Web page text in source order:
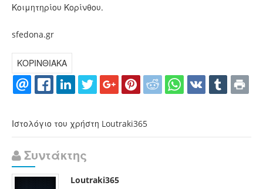
Κοιμητηρίου Κορίνθου.
sfedona.gr
ΚΟΡΙΝΘΙΑΚΑ
Ιστολόγιο του χρήστη Loutraki365
Συντάκτης
Loutraki365